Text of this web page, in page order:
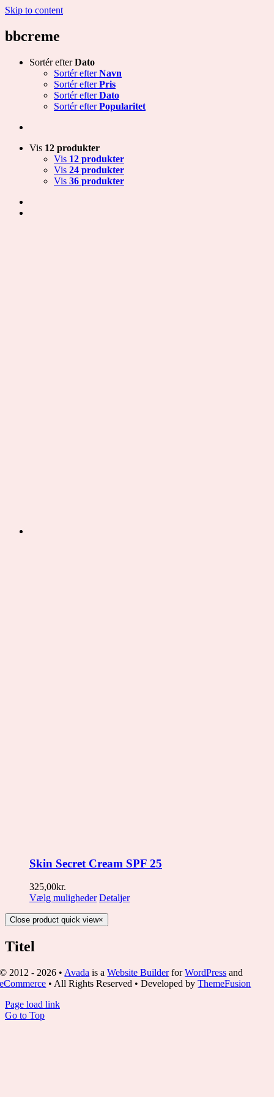
Skip to content
bbcreme
Sortér efterDato
Sortér efterNavn
Sortér efterPris
Sortér efterDato
Sortér efterPopularitet
Vis 12 produkter
Vis 12 produkter
Vis 24 produkter
Vis 36 produkter
Skin Secret Cream SPF 25
325,00kr.
Vælg muligheder Detaljer
Close product quick view×
Titel
© 2012 - 2026 • Avada is aWebsite BuilderforWordPress and
eCommerce • All Rights Reserved • Developed byThemeFusion
Page load link
Go to Top